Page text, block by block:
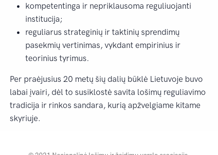
kompetentinga ir nepriklausoma reguliuojanti
institucija;
reguliarus strateginių ir taktinių sprendimų
pasekmių vertinimas, vykdant empirinius ir
teorinius tyrimus.
Per praėjusius 20 metų šių dalių būklė Lietuvoje buvo
labai įvairi, dėl to susiklostė savita lošimų reguliavimo
tradicija ir rinkos sandara, kurią apžvelgiame kitame
skyriuje.